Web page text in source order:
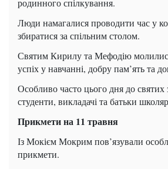
Люди намагалися проводити час у
збиратися за спільним столом.
Святим Кирилу та Мефодію
успіх у навчанні, добру пам’ять та
Особливо часто цього дня до святих
студенти, викладачі та батьки
Прикмети на 11 травня
Із Мокієм Мокрим пов’язували
прикмети.